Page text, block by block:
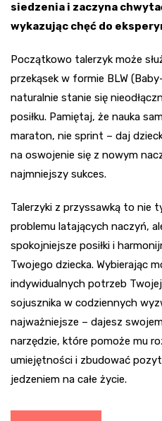
siedzenia i zaczyna
wykazując chęć do
Początkowo talerzyk może
przekąsek w formie BLW
naturalnie stanie się
posiłku. Pamiętaj, że nauka
maraton, nie sprint – daj
na oswojenie się z nowym
najmniejszy sukces.
Talerzyki z przyssawką to nie
problemu latających naczyń,
spokojniejsze posiłki i
Twojego dziecka. Wybierając
indywidualnych potrzeb
sojusznika w codziennych
najważniejsze – dajesz
narzędzie, które pomoże mu
umiejętności i zbudować
jedzeniem na całe życie.